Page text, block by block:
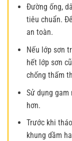
Đường ống,
tiêu chuẩn.
an toàn.
Nếu lớp sơn
hết lớp sơn
chống thấm
Sử dụng gam
hơn.
Trước khi
khung dầm